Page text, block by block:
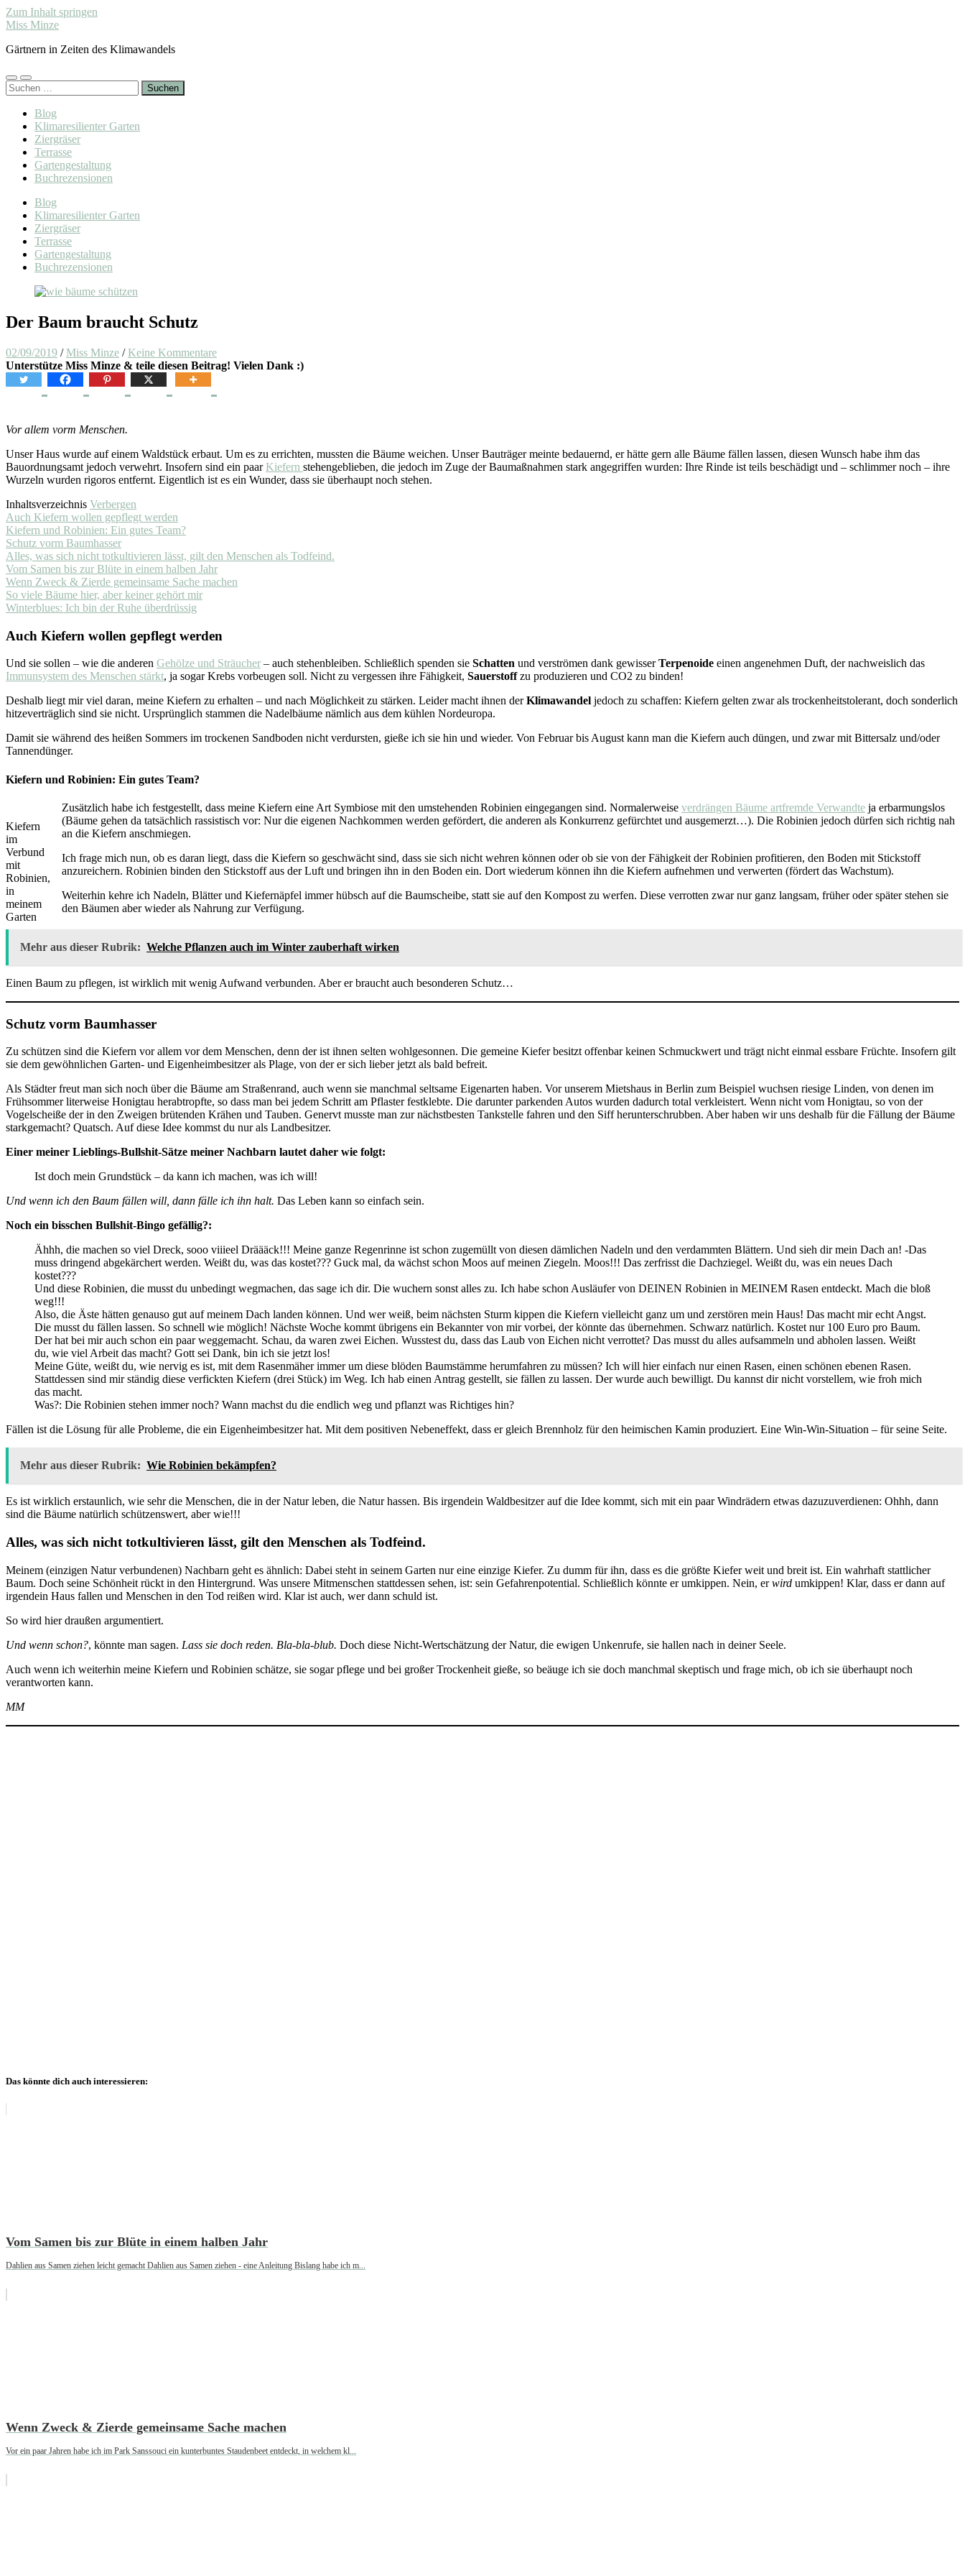
Zum Inhalt springen
Miss Minze
Gärtnern in Zeiten des Klimawandels
Mobile-
Menü
Suchfeld
ein-/ausblenden
Suchen
nach:
Blog
Klimaresilienter Garten
Ziergräser
Terrasse
Gartengestaltung
Buchrezensionen
Blog
Klimaresilienter Garten
Ziergräser
Terrasse
Gartengestaltung
Buchrezensionen
Der Baum braucht Schutz
02/09/2019 /Miss Minze /Keine Kommentare
Unterstütze Miss Minze & teile diesen Beitrag! Vielen Dank :)
Vor allem vorm Menschen.
Unser Haus wurde auf einem Waldstück erbaut. Um es zu errichten, mussten die Bäume weichen. Unser Bauträger meinte bedauernd, er hätte gern alle Bäume fällen lassen, diesen Wunsch habe ihm das
Bauordnungsamt jedoch verwehrt. Insofern sind ein paarKiefern stehengeblieben, die jedoch im Zuge der Baumaßnahmen stark angegriffen wurden: Ihre Rinde ist teils beschädigt und – schlimmer noch – ihre
Wurzeln wurden rigoros entfernt. Eigentlich ist es ein Wunder, dass sie überhaupt noch stehen.
Inhaltsverzeichnis Verbergen
Auch Kiefern wollen gepflegt werden
Kiefern und Robinien: Ein gutes Team?
Schutz vorm Baumhasser
Alles, was sich nicht totkultivieren lässt, gilt den Menschen als Todfeind.
Vom Samen bis zur Blüte in einem halben Jahr
Wenn Zweck & Zierde gemeinsame Sache machen
So viele Bäume hier, aber keiner gehört mir
Winterblues: Ich bin der Ruhe überdrüssig
Auch Kiefern wollen gepflegt werden
Und sie sollen – wie die anderen Gehölze und Sträucher – auch stehenbleiben. Schließlich spenden sie Schatten und verströmen dank gewisserTerpenoide einen angenehmen Duft, der nachweislich das
Immunsystem des Menschen stärkt, ja sogar Krebs vorbeugen soll. Nicht zu vergessen ihre Fähigkeit, Sauerstoffzu produzieren und CO2 zu binden!
Deshalb liegt mir viel daran, meine Kiefern zu erhalten – und nach Möglichkeit zu stärken. Leider macht ihnen derKlimawandel jedoch zu schaffen: Kiefern gelten zwar als trockenheitstolerant, doch sonderlich
hitzeverträglich sind sie nicht. Ursprünglich stammen die Nadelbäume nämlich aus dem kühlen Nordeuropa.
Damit sie während des heißen Sommers im trockenen Sandboden nicht verdursten, gieße ich sie hin und wieder. Von Februar bis August kann man die Kiefern auch düngen, und zwar mit Bittersalz und/oder
Tannendünger.
Kiefern und Robinien: Ein gutes Team?
Kiefern
im
Verbund
mit
Robinien,
in
meinem
Garten
Zusätzlich habe ich festgestellt, dass meine Kiefern eine Art Symbiose mit den umstehenden Robinien eingegangen sind. Normalerweise verdrängen Bäume artfremde Verwandte ja erbarmungslos
(Bäume gehen da tatsächlich rassistisch vor: Nur die eigenen Nachkommen werden gefördert, die anderen als Konkurrenz gefürchtet und ausgemerzt…). Die Robinien jedoch dürfen sich richtig nah
an die Kiefern anschmiegen.
Ich frage mich nun, ob es daran liegt, dass die Kiefern so geschwächt sind, dass sie sich nicht wehren können oder ob sie von der Fähigkeit der Robinien profitieren, den Boden mit Stickstoff
anzureichern. Robinien binden den Stickstoff aus der Luft und bringen ihn in den Boden ein. Dort wiederum können ihn die Kiefern aufnehmen und verwerten (fördert das Wachstum).
Weiterhin kehre ich Nadeln, Blätter und Kiefernäpfel immer hübsch auf die Baumscheibe, statt sie auf den Kompost zu werfen. Diese verrotten zwar nur ganz langsam, früher oder später stehen sie
den Bäumen aber wieder als Nahrung zur Verfügung.
Mehr aus dieser Rubrik: Welche Pflanzen auch im Winter zauberhaft wirken
Einen Baum zu pflegen, ist wirklich mit wenig Aufwand verbunden. Aber er braucht auch besonderen Schutz…
Schutz vorm Baumhasser
Zu schützen sind die Kiefern vor allem vor dem Menschen, denn der ist ihnen selten wohlgesonnen. Die gemeine Kiefer besitzt offenbar keinen Schmuckwert und trägt nicht einmal essbare Früchte. Insofern gilt
sie dem gewöhnlichen Garten- und Eigenheimbesitzer als Plage, von der er sich lieber jetzt als bald befreit.
Als Städter freut man sich noch über die Bäume am Straßenrand, auch wenn sie manchmal seltsame Eigenarten haben. Vor unserem Mietshaus in Berlin zum Beispiel wuchsen riesige Linden, von denen im
Frühsommer literweise Honigtau herabtropfte, so dass man bei jedem Schritt am Pflaster festklebte. Die darunter parkenden Autos wurden dadurch total verkleistert. Wenn nicht vom Honigtau, so von der
Vogelscheiße der in den Zweigen brütenden Krähen und Tauben. Genervt musste man zur nächstbesten Tankstelle fahren und den Siff herunterschrubben. Aber haben wir uns deshalb für die Fällung der Bäume
starkgemacht? Quatsch. Auf diese Idee kommst du nur als Landbesitzer.
Einer meiner Lieblings-Bullshit-Sätze meiner Nachbarn lautet daher wie folgt:
Ist doch mein Grundstück – da kann ich machen, was ich will!
Und wenn ich den Baum fällen will, dann fälle ich ihn halt. Das Leben kann so einfach sein.
Noch ein bisschen Bullshit-Bingo gefällig?:
Ähhh, die machen so viel Dreck, sooo viiieel Dräääck!!! Meine ganze Regenrinne ist schon zugemüllt von diesen dämlichen Nadeln und den verdammten Blättern. Und sieh dir mein Dach an! -Das
muss dringend abgekärchert werden. Weißt du, was das kostet??? Guck mal, da wächst schon Moos auf meinen Ziegeln. Moos!!! Das zerfrisst die Dachziegel. Weißt du, was ein neues Dach
kostet???
Und diese Robinien, die musst du unbedingt wegmachen, das sage ich dir. Die wuchern sonst alles zu. Ich habe schon Ausläufer von DEINEN Robinien in MEINEM Rasen entdeckt. Mach die bloß
weg!!!
Also, die Äste hätten genauso gut auf meinem Dach landen können. Und wer weiß, beim nächsten Sturm kippen die Kiefern vielleicht ganz um und zerstören mein Haus! Das macht mir echt Angst.
Die musst du fällen lassen. So schnell wie möglich! Nächste Woche kommt übrigens ein Bekannter von mir vorbei, der könnte das übernehmen. Schwarz natürlich. Kostet nur 100 Euro pro Baum.
Der hat bei mir auch schon ein paar weggemacht. Schau, da waren zwei Eichen. Wusstest du, dass das Laub von Eichen nicht verrottet? Das musst du alles aufsammeln und abholen lassen. Weißt
du, wie viel Arbeit das macht? Gott sei Dank, bin ich sie jetzt los!
Meine Güte, weißt du, wie nervig es ist, mit dem Rasenmäher immer um diese blöden Baumstämme herumfahren zu müssen? Ich will hier einfach nur einen Rasen, einen schönen ebenen Rasen.
Stattdessen sind mir ständig diese verfickten Kiefern (drei Stück) im Weg. Ich hab einen Antrag gestellt, sie fällen zu lassen. Der wurde auch bewilligt. Du kannst dir nicht vorstellem, wie froh mich
das macht.
Was?: Die Robinien stehen immer noch? Wann machst du die endlich weg und pflanzt was Richtiges hin?
Fällen ist die Lösung für alle Probleme, die ein Eigenheimbesitzer hat. Mit dem positiven Nebeneffekt, dass er gleich Brennholz für den heimischen Kamin produziert. Eine Win-Win-Situation – für seine Seite.
Mehr aus dieser Rubrik: Wie Robinien bekämpfen?
Es ist wirklich erstaunlich, wie sehr die Menschen, die in der Natur leben, die Natur hassen. Bis irgendein Waldbesitzer auf die Idee kommt, sich mit ein paar Windrädern etwas dazuzuverdienen: Ohhh, dann
sind die Bäume natürlich schützenswert, aber wie!!!
Alles, was sich nicht totkultivieren lässt, gilt den Menschen als Todfeind.
Meinem (einzigen Natur verbundenen) Nachbarn geht es ähnlich: Dabei steht in seinem Garten nur eine einzige Kiefer. Zu dumm für ihn, dass es die größte Kiefer weit und breit ist. Ein wahrhaft stattlicher
Baum. Doch seine Schönheit rückt in den Hintergrund. Was unsere Mitmenschen stattdessen sehen, ist: sein Gefahrenpotential. Schließlich könnte er umkippen. Nein, erwird umkippen! Klar, dass er dann auf
irgendein Haus fallen und Menschen in den Tod reißen wird. Klar ist auch, wer dann schuld ist.
So wird hier draußen argumentiert.
Und wenn schon?, könnte man sagen. Lass sie doch reden. Bla-bla-blub. Doch diese Nicht-Wertschätzung der Natur, die ewigen Unkenrufe, sie hallen nach in deiner Seele.
Auch wenn ich weiterhin meine Kiefern und Robinien schätze, sie sogar pflege und bei großer Trockenheit gieße, so beäuge ich sie doch manchmal skeptisch und frage mich, ob ich sie überhaupt noch
verantworten kann.
MM
Das könnte dich auch interessieren:
Vom Samen bis zur Blüte in einem halben Jahr
Dahlien aus Samen ziehen leicht gemacht Dahlien aus Samen ziehen - eine Anleitung Bislang habe ich m...
Wenn Zweck & Zierde gemeinsame Sache machen
Vor ein paar Jahren habe ich im Park Sanssouci ein kunterbuntes Staudenbeet entdeckt, in welchem kl...